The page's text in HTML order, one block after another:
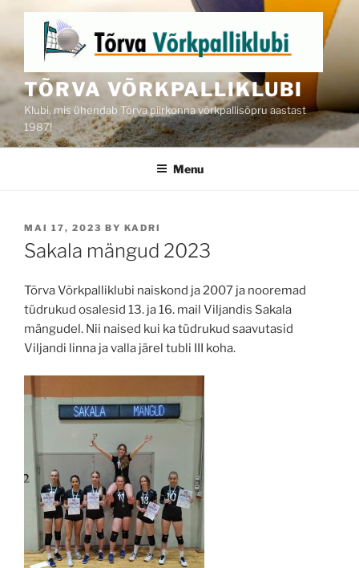
content
TÕRVA VÕRKPALLIKLUBI
Klubi, mis ühendab Tõrva piirkonna võrkpallisõpru aastast
1987!
Menu
POSTED
ON
MAI 17, 2023 BY KADRI
Sakala mängud 2023
Tõrva Võrkpalliklubi naiskond ja 2007 ja nooremad
tüdrukud osalesid 13. ja 16. mail Viljandis Sakala
mängudel. Nii naised kui ka tüdrukud saavutasid
Viljandi linna ja valla järel tubli III koha.